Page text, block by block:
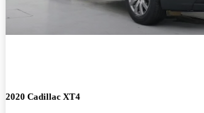
2020 Cadillac XT4